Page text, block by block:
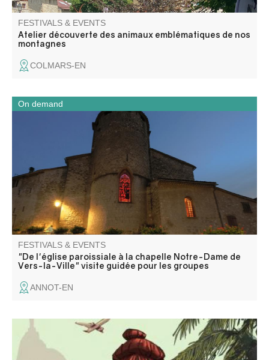
FESTIVALS & EVENTS
Atelier découverte des animaux emblématiques de nos
montagnes
COLMARS-EN
Découvrez l’église Saint-Jean-Baptiste et la chapelle
Notre-Dame de Vers-la-Ville lors d’une balade entre
patrimoine religieux, histoire locale et traditions du village.
FESTIVALS & EVENTS
"De l'église paroissiale à la chapelle Notre-Dame de
Vers-la-Ville" visite guidée pour les groupes
On demand
ANNOT-EN
Une enquête interactive qui vous emmène au bout du
monde dans un Brésil de rêve et de paillette à la